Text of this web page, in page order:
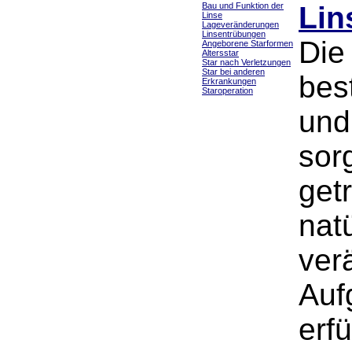
Bau und Funktion der
Linse
Lageveränderungen
Linsentrübungen
Angeborene Starformen
Altersstar
Star nach Verletzungen
Star bei anderen
Erkrankungen
Staroperation